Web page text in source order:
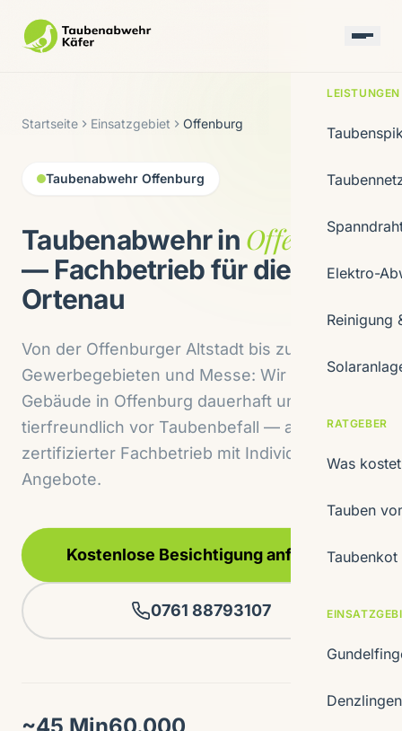
LEISTUNGEN
Elektro-
Reinigung
RATGEBER
Was
Tauben
Startseite Einsatzgebiet Offenburg
Taubenabwehr Offenburg
Taubenabwehr in Offenburg
— Fachbetrieb für die
Ortenau
Von der Offenburger Altstadt bis zu
Gewerbegebieten und Messe: Wir schützen
Gebäude in Offenburg dauerhaft und
tierfreundlich vor Taubenbefall — als IHK-
zertifizierter Fachbetrieb mit Individuelle
Angebote.
Kostenlose Besichtigung anfragen
0761 88793107